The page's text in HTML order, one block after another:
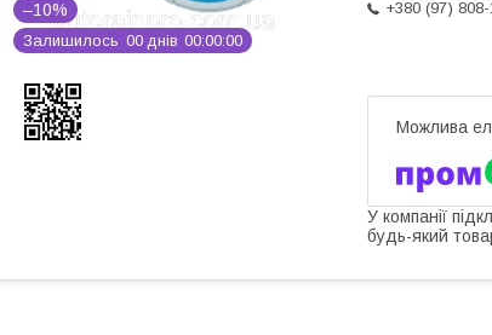
–10%
Залишилось 00 днів 00 00 00
+380 (97)
У компанії
будь-який